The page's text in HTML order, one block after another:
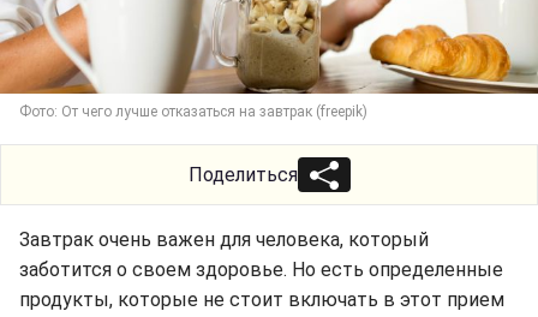
Фото: От чего лучше отказаться на завтрак (freepik)
Поделиться
Завтрак очень важен для человека, который
заботится о своем здоровье. Но есть определенные
продукты, которые не стоит включать в этот прием